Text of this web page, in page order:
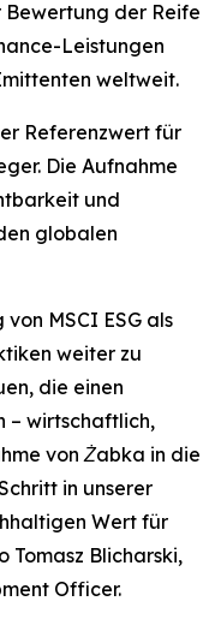
Bewertung der Reife
Leistungen
weltweit.
Referenzwert für
Die Aufnahme
und
globalen
MSCI ESG als
weiter zu
die einen
– wirtschaftlich,
von Żabka in die
in unserer
Wert für
Tomasz Blicharski,
Officer.